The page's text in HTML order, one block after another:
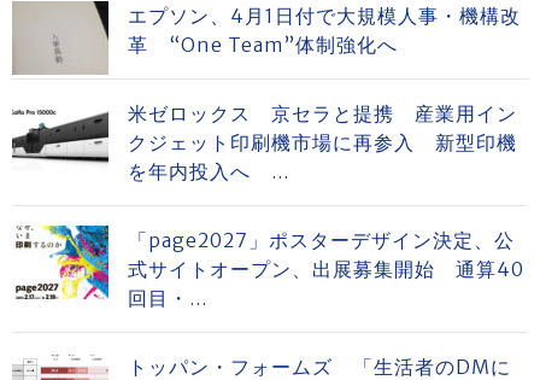
エプソン、4月1日付で大規模人事・機構改
革 “One Team”体制強化へ
米ゼロックス 京セラと提携 産業用イン
クジェット印刷機市場に再参入 新型印機
を年内投入へ ...
「page2027」ポスターデザイン決定、公
式サイトオープン、出展募集開始 通算40
回目・...
トッパン・フォームズ 「生活者のDMに